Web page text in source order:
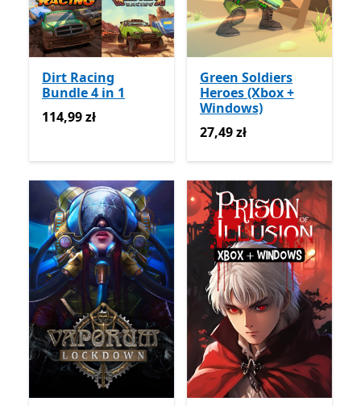
Dirt Racing
Bundle 4 in 1
114,99 zł
114,99 zł
Green Soldiers
Heroes (Xbox +
Windows)
27,49 zł
27,49 zł